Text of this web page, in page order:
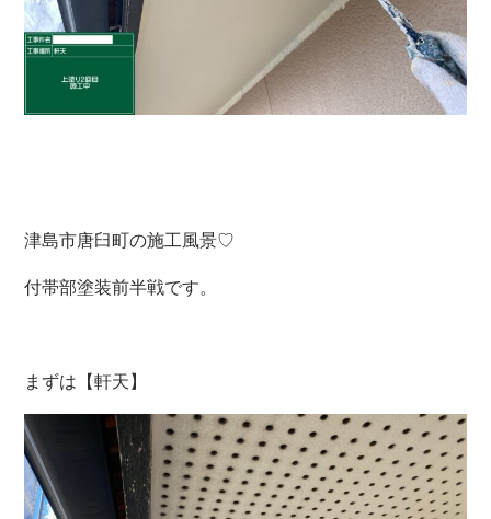
津島市唐臼町の施工風景♡
付帯部塗装前半戦です。
まずは【軒天】